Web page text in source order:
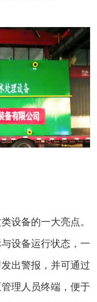
设备的一大亮点。
设备运行状态，一
出警报，并可通过
理人员终端，便于